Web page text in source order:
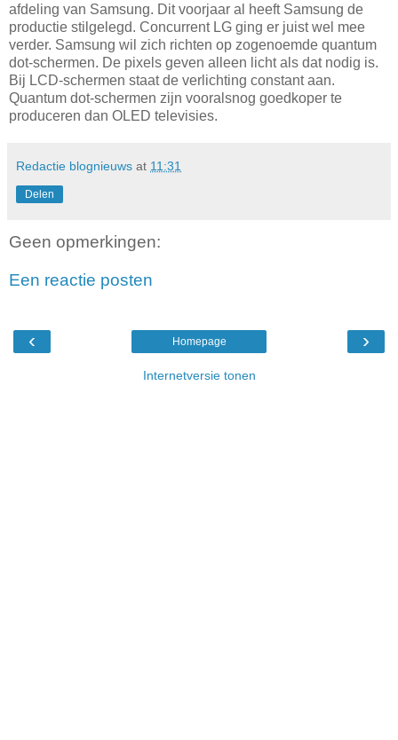
afdeling van Samsung. Dit voorjaar al heeft Samsung de
productie stilgelegd. Concurrent LG ging er juist wel mee
verder. Samsung wil zich richten op zogenoemde quantum
dot-schermen. De pixels geven alleen licht als dat nodig is.
Bij LCD-schermen staat de verlichting constant aan.
Quantum dot-schermen zijn vooralsnog goedkoper te
produceren dan OLED televisies.
Redactie blognieuws at 11:31
Delen
Geen opmerkingen:
Een reactie posten
‹ ›
Homepage
Internetversie tonen